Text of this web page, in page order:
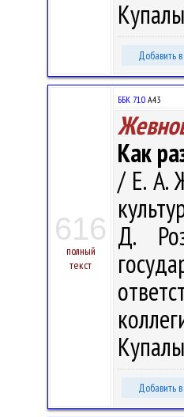
Добавить
616
полный
текст
ББК 71.0 А43
Как
/ Е. А.
Д.
Добавить